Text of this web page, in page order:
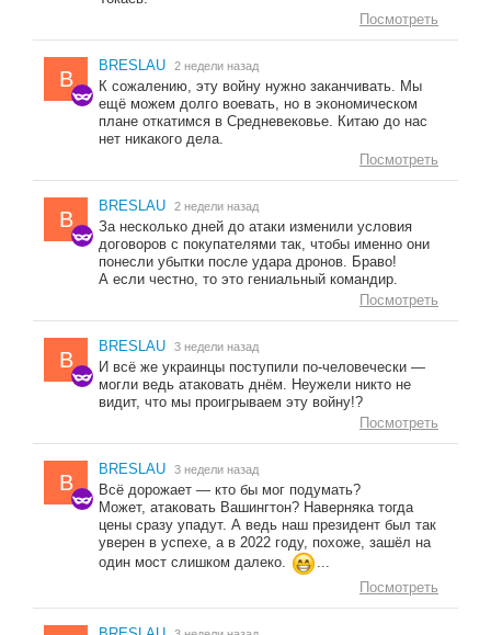
Посмотреть
B
BRESLAU 2 недели назад
К сожалению, эту войну нужно заканчивать. Мы
ещё можем долго воевать, но в экономическом
плане откатимся в Средневековье. Китаю до нас
нет никакого дела.
Посмотреть
B
BRESLAU 2 недели назад
За несколько дней до атаки изменили условия
договоров с покупателями так, чтобы именно они
понесли убытки после удара дронов. Браво!
А если честно, то это гениальный командир.
Посмотреть
B
BRESLAU 3 недели назад
И всё же украинцы поступили по-человечески —
могли ведь атаковать днём. Неужели никто не
видит, что мы проигрываем эту войну!?
Посмотреть
B
BRESLAU 3 недели назад
Всё дорожает — кто бы мог подумать?
Может, атаковать Вашингтон? Наверняка тогда
цены сразу упадут. А ведь наш президент был так
уверен в успехе, а в 2022 году, похоже, зашёл на
один мост слишком далеко.
...
Посмотреть